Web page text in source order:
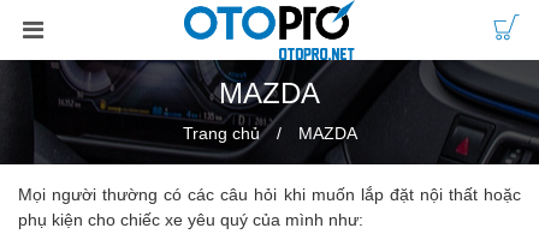
MAZDA
Trang chủ MAZDA
Mọi người thường có các câu hỏi khi muốn lắp đặt nội thất hoặc
phụ kiện cho chiếc xe yêu quý của mình như: